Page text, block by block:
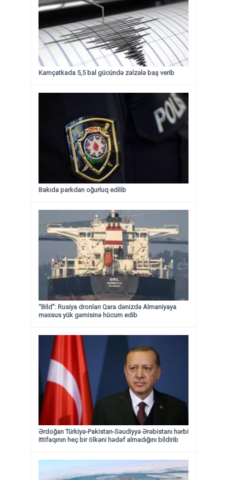
Kamçatkada 5,5 bal gücündə zəlzələ baş verib
Bakıda parkdan oğurluq edilib
“Bild”: Rusiya dronları Qara dənizdə Almaniyaya
məxsus yük gəmisinə hücum edib
Ərdoğan Türkiyə-Pakistan-Səudiyyə Ərəbistanı hərbi
ittifaqının heç bir ölkəni hədəf almadığını bildirib